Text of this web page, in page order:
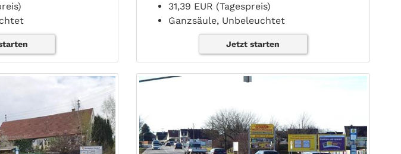
31,39 EUR (Tagespreis)
Ganzsäule, Unbeleuchtet
Jetzt starten